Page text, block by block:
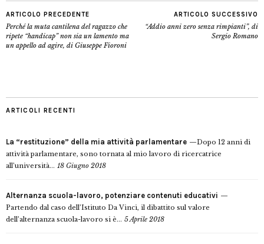
ARTICOLO PRECEDENTE
Perché la muta cantilena del ragazzo che
ripete “handicap” non sia un lamento ma
un appello ad agire, di Giuseppe Fioroni
ARTICOLO SUCCESSIVO
“Addio anni zero senza rimpianti”, di
Sergio Romano
ARTICOLI RECENTI
La “restituzione” della mia attività parlamentare
Dopo 12 anni di
attività parlamentare, sono tornata al mio lavoro di ricercatrice
all’università... 18 Giugno 2018
Alternanza scuola-lavoro, potenziare contenuti educativi
Partendo dal caso dell’Istituto Da Vinci, il dibattito sul valore
dell’alternanza scuola-lavoro si è... 5 Aprile 2018